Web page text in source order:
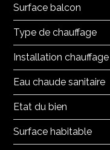
Surface balcon
Type de chauffage
Installation chauffage
Eau chaude sanitaire
Etat du bien
Surface habitable